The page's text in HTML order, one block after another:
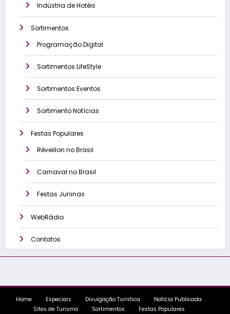
Indústria de Hotéis
Sortimentos
Programação Digital
Sortimentos LifeStyle
Sortimentos Eventos
Sortimento Notícias
Festas Populares
Réveillon no Brasil
Carnaval no Brasil
Festas Juninas
WebRádio
Contatos
Home Especiais Divulgação Turística
Notícia Publicada
Sites de Turismo
Sortimentos Festas Populares